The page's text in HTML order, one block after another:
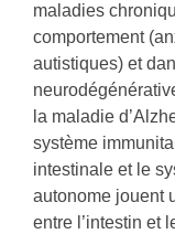
maladies
comportement
autistiques) et
la maladie
système
intestinale et le
autonome jouent
entre l’intestin et